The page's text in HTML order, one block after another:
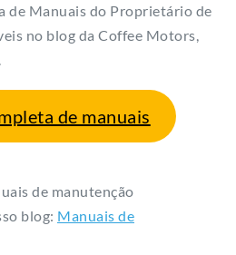
de Manuais do Proprietário de
no blog da Coffee Motors,
de manuais
de manutenção
blog: Manuais de